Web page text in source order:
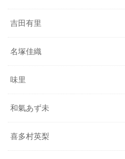
吉田有里
名塚佳織
味里
和氣あず未
喜多村英梨